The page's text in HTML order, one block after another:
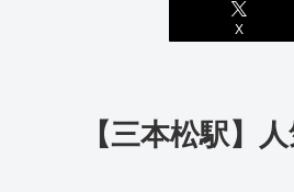
X
【三本松駅】